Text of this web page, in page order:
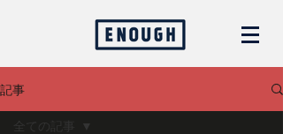
記事
全ての記事